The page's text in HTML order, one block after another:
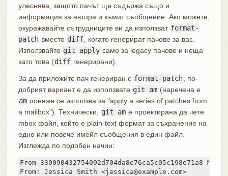
улеснява, защото пачът ще съдържа също и
информация за автора и къмит съобщение. Ако можете,
окуражавайте сътрудниците ви да използват format-
patch вместо diff , когато генерират пачове за вас.
Използвайте git apply само за legacy пачове и неща
като това (diff генерирани).
За да приложите пач генериран с format-patch , по-
добрият вариант е да използвате git am (наречена е
am понеже се използва за "apply a series of patches from
a mailbox"). Технически,
git am е проектирана да чете
mbox файл, който е plain-text формат за съхранение на
едно или повече имейл съобщения в един файл.
Изглежда по подобен начин:
From 330090432754092d704da8e76ca5c05c198e71a8
From: Jessica Smith <jessica@example.com>